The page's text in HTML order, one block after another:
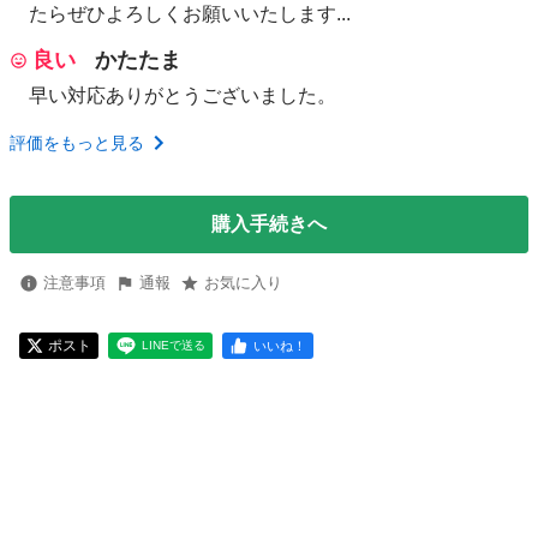
たらぜひよろしくお願いいたします...
良い かたたま
早い対応ありがとうございました。
評価をもっと見る
購入手続きへ
注意事項 通報 お気に入り
ポスト LINEで送る いいね！